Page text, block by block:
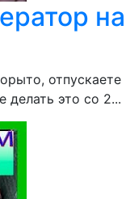
на
отпускаете
делать это со 2...